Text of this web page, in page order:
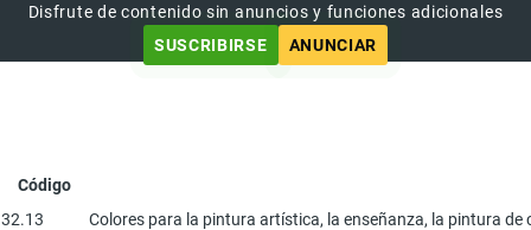
Disfrute de contenido sin anuncios y funciones adicionales
SUSCRIBIRSE
ANUNCIAR
Código
32.13
Colores para la pintura artística, la enseñanza, la pintura